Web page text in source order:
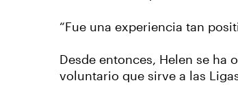
“Fue una experiencia tan
Desde entonces, Helen se ha
voluntario que sirve a las